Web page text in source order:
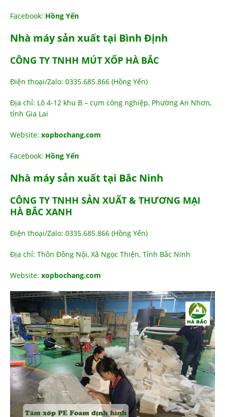
Facebook: Hồng Yến
Nhà máy sản xuất tại Bình Định
CÔNG TY TNHH MÚT XỐP HÀ BẮC
Điện thoại/Zalo: 0335.685.866 (Hồng Yến)
Địa chỉ: Lô 4-12 khu B – cụm công nghiệp, Phường An Nhơn,
tỉnh Gia Lai
Website: xopbochang.com
Facebook: Hồng Yến
Nhà máy sản xuất tại Bắc Ninh
CÔNG TY TNHH SẢN XUẤT & THƯƠNG MẠI
HÀ BẮC XANH
Điện thoại/Zalo: 0335.685.866 (Hồng Yến)
Địa chỉ: Thôn Đồng Nội, Xã Ngọc Thiện, Tỉnh Bắc Ninh
Website: xopbochang.com